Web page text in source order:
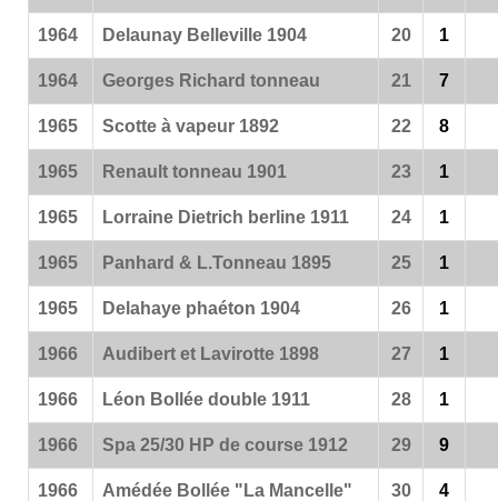
1964 Delaunay Belleville 1904 20 1
1964 Georges Richard tonneau 21 7
1965 Scotte à vapeur 1892 22 8
1965 Renault tonneau 1901 23 1
1965 Lorraine Dietrich berline 1911 24 1
1965 Panhard & L.Tonneau 1895 25 1
1965 Delahaye phaéton 1904 26 1
1966 Audibert et Lavirotte 1898 27 1
1966 Léon Bollée double 1911 28 1
1966 Spa 25/30 HP de course 1912 29 9
1966 Amédée Bollée "La Mancelle" 30 4